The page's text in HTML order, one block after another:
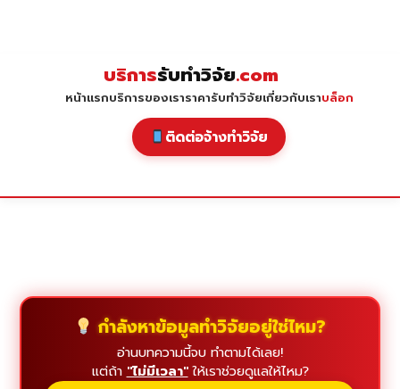
บริการรับทำวิจัย.com
หน้าแรกบริการของเราราคารับทำวิจัยเกี่ยวกับเราบล็อก
ติดต่อจ้างทำวิจัย
กำลังหาข้อมูลทำวิจัยอยู่ใช่ไหม?
อ่านบทความนี้จบ ทำตามได้เลย!
แต่ถ้า "ไม่มีเวลา"ให้เราช่วยดูแลให้ไหม?